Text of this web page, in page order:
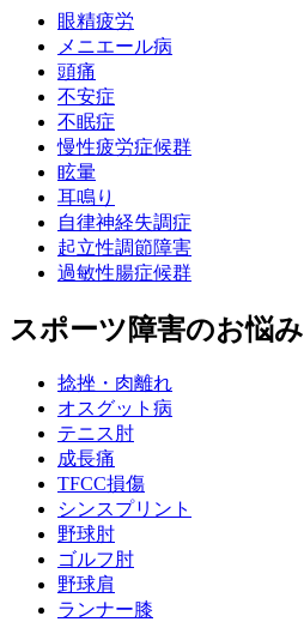
眼精疲労
メニエール病
頭痛
不安症
不眠症
慢性疲労症候群
眩暈
耳鳴り
自律神経失調症
起立性調節障害
過敏性腸症候群
スポーツ障害のお悩み
捻挫・肉離れ
オスグット病
テニス肘
成長痛
TFCC損傷
シンスプリント
野球肘
ゴルフ肘
野球肩
ランナー膝